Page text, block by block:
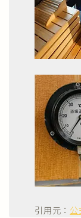
引用元：